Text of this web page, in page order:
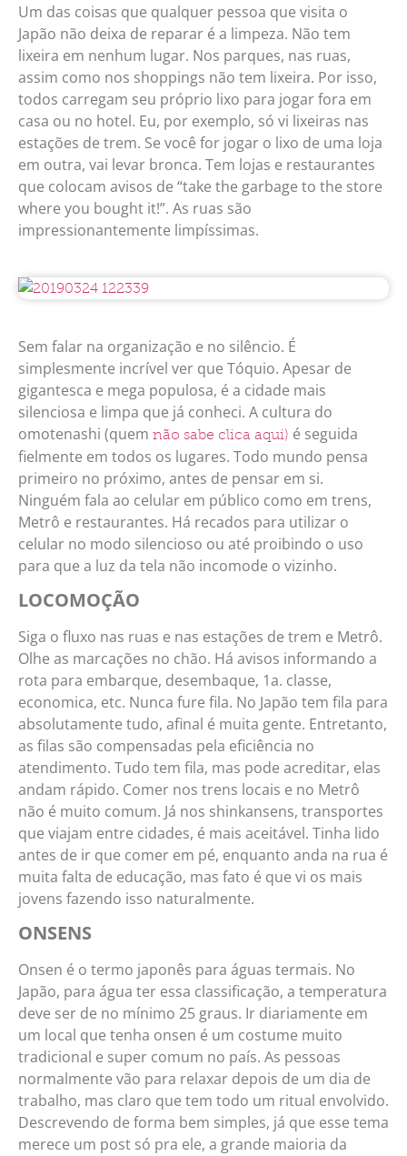
Um das coisas que qualquer pessoa que visita o
Japão não deixa de reparar é a limpeza. Não tem
lixeira em nenhum lugar. Nos parques, nas ruas,
assim como nos shoppings não tem lixeira. Por isso,
todos carregam seu próprio lixo para jogar fora em
casa ou no hotel. Eu, por exemplo, só vi lixeiras nas
estações de trem. Se você for jogar o lixo de uma loja
em outra, vai levar bronca. Tem lojas e restaurantes
que colocam avisos de “take the garbage to the store
where you bought it!”. As ruas são
impressionantemente limpíssimas.
Sem falar na organização e no silêncio. É
simplesmente incrível ver que Tóquio. Apesar de
gigantesca e mega populosa, é a cidade mais
silenciosa e limpa que já conheci. A cultura do
omotenashi (quem não sabe clica aqui) é seguida
fielmente em todos os lugares. Todo mundo pensa
primeiro no próximo, antes de pensar em si.
Ninguém fala ao celular em público como em trens,
Metrô e restaurantes. Há recados para utilizar o
celular no modo silencioso ou até proibindo o uso
para que a luz da tela não incomode o vizinho.
LOCOMOÇÃO
Siga o fluxo nas ruas e nas estações de trem e Metrô.
Olhe as marcações no chão. Há avisos informando a
rota para embarque, desembaque, 1a. classe,
economica, etc. Nunca fure fila. No Japão tem fila para
absolutamente tudo, afinal é muita gente. Entretanto,
as filas são compensadas pela eficiência no
atendimento. Tudo tem fila, mas pode acreditar, elas
andam rápido. Comer nos trens locais e no Metrô
não é muito comum. Já nos shinkansens, transportes
que viajam entre cidades, é mais aceitável. Tinha lido
antes de ir que comer em pé, enquanto anda na rua é
muita falta de educação, mas fato é que vi os mais
jovens fazendo isso naturalmente.
ONSENS
Onsen é o termo japonês para águas termais. No
Japão, para água ter essa classificação, a temperatura
deve ser de no mínimo 25 graus. Ir diariamente em
um local que tenha onsen é um costume muito
tradicional e super comum no país. As pessoas
normalmente vão para relaxar depois de um dia de
trabalho, mas claro que tem todo um ritual envolvido.
Descrevendo de forma bem simples, já que esse tema
merece um post só pra ele, a grande maioria da